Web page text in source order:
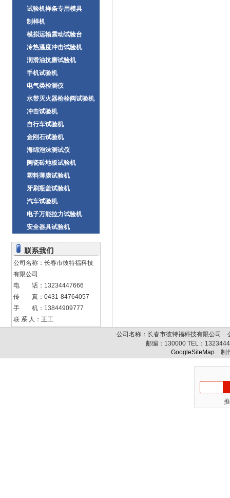
试验机样条专用模具
制样机
模拟运输震动试验台
冷热温度冲击试验机
润滑油抗磨试验机
手机试验机
电气类检测仪
水带灭火器枪栓阀试验机
冲击试验机
自行车试验机
金刚石试验机
海绵泡沫测试仪
陶瓷砖地板试验机
塑料薄膜试验机
牙刷瓶盖试验机
汽车试验机
电子万能拉力试验机
安全器具试验机
公司名称：长春市彼特福科技
有限公司
电 话：13234447666
传 真：0431-84764057
手 机：13844909777
联 系 人：王工
公司名称：长春市彼特福科技有限公司
邮编： 130000TEL：
GoogleSiteMap 制